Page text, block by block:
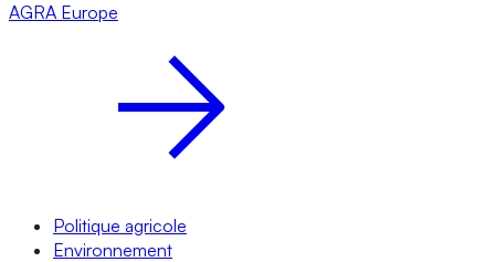
AGRA Europe
Politique agricole
Environnement